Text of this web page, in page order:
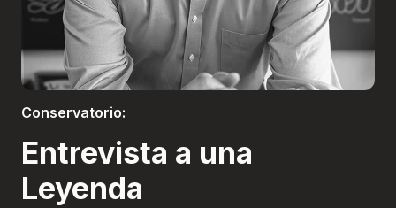
Conservatorio:
Entrevista a una
Leyenda